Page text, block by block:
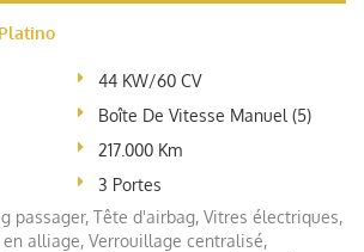
44 KW/60 CV
Boîte De Vitesse Manuel (5)
217.000 Km
3 Portes
passager, Tête d'airbag, Vitres électriques,
alliage, Verrouillage centralisé,